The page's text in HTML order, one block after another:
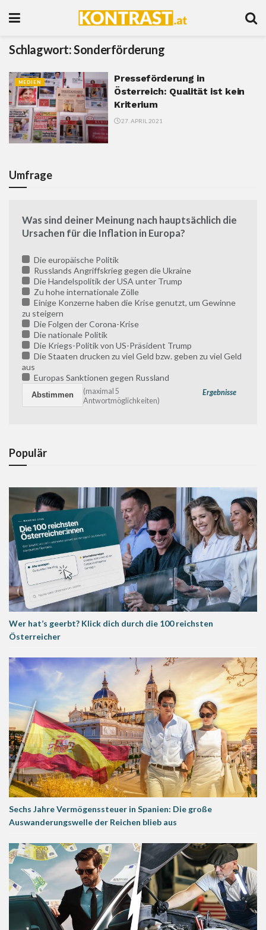
Schlagwort:Sonderförderung
MEDIEN
Presseförderung in
Österreich: Qualität ist kein
Kriterium
27. APRIL 2021
Umfrage
Was sind deiner Meinung nach hauptsächlich die
Ursachen für die Inflation in Europa?
Die europäische Politik
Russlands Angriffskrieg gegen die Ukraine
Die Handelspolitik der USA unter Trump
Zu hohe internationale Zölle
Einige Konzerne haben die Krise genutzt, um Gewinne
zu steigern
Die Folgen der Corona-Krise
Die nationale Politik
Die Kriegs-Politik von US-Präsident Trump
Die Staaten drucken zu viel Geld bzw. geben zu viel Geld
aus
Europas Sanktionen gegen Russland
Ergebnisse
(maximal 5
Antwortmöglichkeiten)
Populär
Wer hat’s geerbt? Klick dich durch die 100 reichsten
Österreicher
Sechs Jahre Vermögenssteuer in Spanien: Die große
Auswanderungswelle der Reichen blieb aus